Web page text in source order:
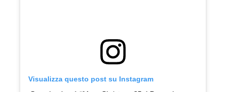
Visualizza questo post su Instagram